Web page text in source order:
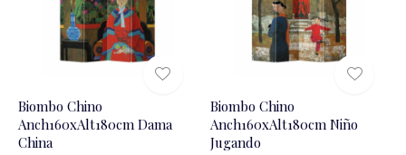
Biombo Chino
Anch160xAlt180cm Dama
China
Biombo Chino
Anch160xAlt180cm Niño
Jugando